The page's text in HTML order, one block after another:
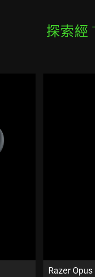
探索經
Razer Opus